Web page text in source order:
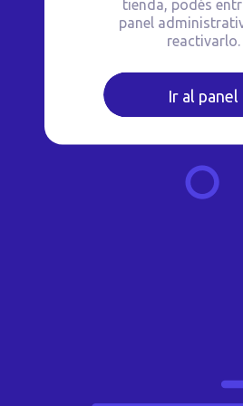
tienda, podés
panel
reactivarlo.
Ir al panel